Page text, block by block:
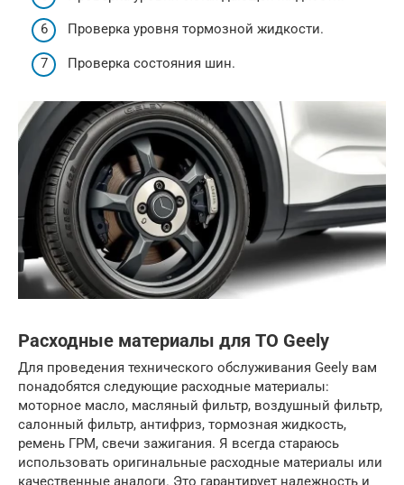
Проверка уровня тормозной жидкости.
Проверка состояния шин.
Расходные материалы для ТО Geely
Для проведения технического обслуживания Geely вам
понадобятся следующие расходные материалы:
моторное масло, масляный фильтр, воздушный фильтр,
салонный фильтр, антифриз, тормозная жидкость,
ремень ГРМ, свечи зажигания. Я всегда стараюсь
использовать оригинальные расходные материалы или
качественные аналоги. Это гарантирует надежность и